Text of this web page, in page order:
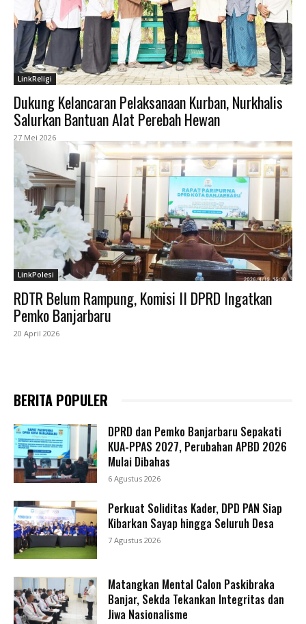
LinkReligi
Dukung Kelancaran Pelaksanaan Kurban, Nurkhalis
Salurkan Bantuan Alat Perebah Hewan
27 Mei 2026
LinkPolesi
RDTR Belum Rampung, Komisi II DPRD Ingatkan
Pemko Banjarbaru
20 April 2026
BERITA POPULER
DPRD dan Pemko Banjarbaru Sepakati
KUA-PPAS 2027, Perubahan APBD 2026
Mulai Dibahas
6 Agustus 2026
Perkuat Soliditas Kader, DPD PAN Siap
Kibarkan Sayap hingga Seluruh Desa
7 Agustus 2026
Matangkan Mental Calon Paskibraka
Banjar, Sekda Tekankan Integritas dan
Jiwa Nasionalisme